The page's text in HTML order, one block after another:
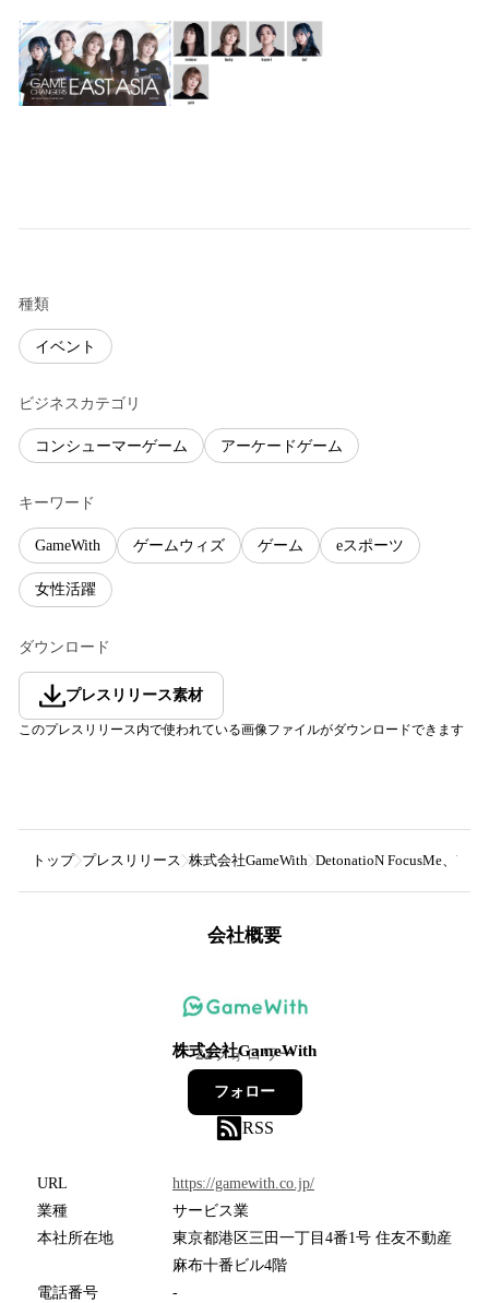
種類
イベント
ビジネスカテゴリ
コンシューマーゲーム アーケードゲーム
キーワード
GameWith ゲームウィズ ゲーム eスポーツ
女性活躍
ダウンロード
プレスリリース素材
このプレスリリース内で使われている画像ファイルがダウンロードできます
トップ プレスリリース 株式会社GameWith DetonatioN FocusMe、
会社概要
株式会社GameWith
22フォロワー
フォロー
RSS
URL
https://gamewith.co.jp/
業種
サービス業
本社所在地
東京都港区三田一丁目4番1号 住友不動産
麻布十番ビル4階
電話番号
-